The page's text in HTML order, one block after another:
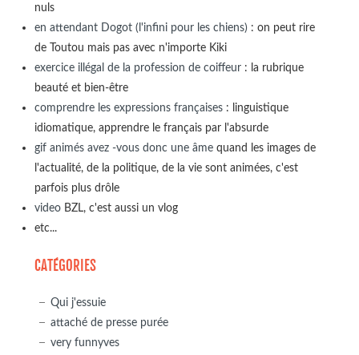
nuls
en attendant Dogot (l'infini pour les chiens): on peut rire
de Toutou mais pas avec n'importe Kiki
exercice illégal de la profession de coiffeur: la rubrique
beauté et bien-être
comprendre les expressions françaises: linguistique
idiomatique, apprendre le français par l'absurde
gif animés avez -vous donc une âmequand les images de
l'actualité, de la politique, de la vie sont animées, c'est
parfois plus drôle
videoBZL, c'est aussi un vlog
etc...
CATÉGORIES
Qui j'essuie
attaché de presse purée
very funnyves